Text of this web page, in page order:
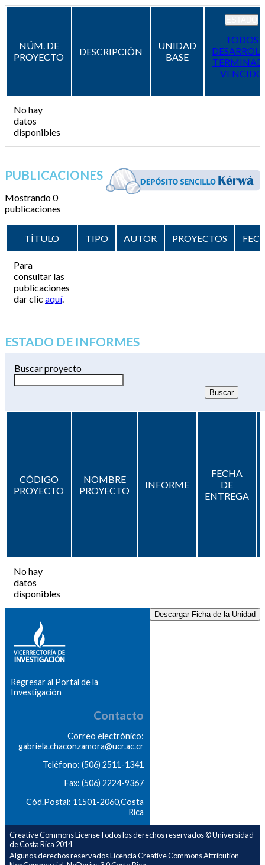
NÚM. DE
PROYECTO
DESCRIPCIÓN
UNIDAD
BASE
TODOS
VENCIDO
No hay
datos
disponibles
PUBLICACIONES
Mostrando 0
publicaciones
TÍTULO TIPO AUTOR PROYECTOS
Para
consultar las
publicaciones
dar clic aquí.
ESTADO DE INFORMES
Buscar proyecto
CÓDIGO
PROYECTO
NOMBRE
PROYECTO
INFORME
FECHA
DE
ENTREGA
No hay
datos
disponibles
Descargar Ficha de la Unidad
Regresar al Portal de la
Investigación
Contacto
Correo electrónico:
gabriela.chaconzamora@ucr.ac.cr
Teléfono: (506) 2511-1341
Fax: (506) 2224-9367
Cód.Postal: 11501-2060,Costa
Rica
Creative Commons LicenseTodos los derechos reservados © Universidad
de Costa Rica 2014
Algunos derechos reservados Licencia Creative Commons Attribution-